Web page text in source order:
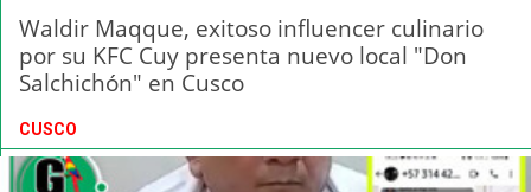
Waldir Maqque, exitoso influencer culinario
por su KFC Cuy presenta nuevo local "Don
Salchichón" en Cusco
CUSCO